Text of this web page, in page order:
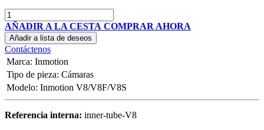
AÑADIR A LA CESTA COMPRAR AHORA
Añadir a lista de deseos
Contáctenos
Marca: Inmotion
Tipo de pieza: Cámaras
Modelo: Inmotion V8/V8F/V8S
Referencia interna: inner-tube-V8